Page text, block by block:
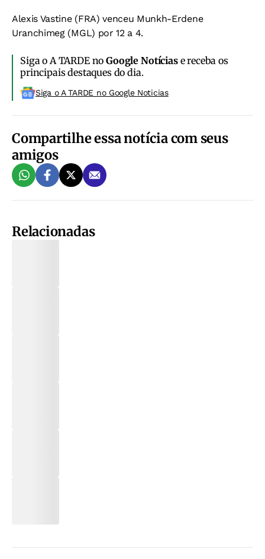
Alexis Vastine (FRA) venceu Munkh-Erdene
Uranchimeg (MGL) por 12 a 4.
Siga o A TARDE noGoogle Notíciase receba os
principais destaques do dia.
Siga o A TARDE no Google Noticias
Compartilhe essa notícia com seus
amigos
Relacionadas